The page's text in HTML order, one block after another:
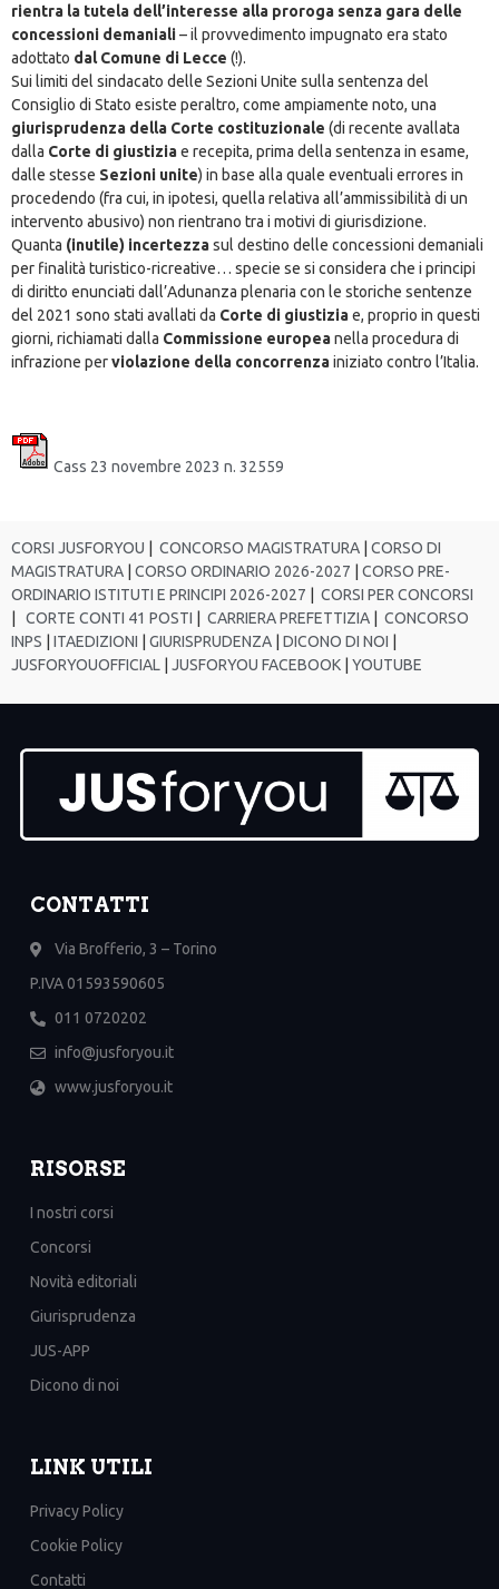
rientra la tutela dell’interesse alla proroga senza gara delle
concessioni demaniali– il provvedimento impugnato era stato
adottato dal Comune di Lecce (!).
Sui limiti del sindacato delle Sezioni Unite sulla sentenza del
Consiglio di Stato esiste peraltro, come ampiamente noto, una
giurisprudenza della Corte costituzionale (di recente avallata
dalla Corte di giustiziae recepita, prima della sentenza in esame,
dalle stesse Sezioni unite) in base alla quale eventuali errores in
procedendo (fra cui, in ipotesi, quella relativa all’ammissibilità di un
intervento abusivo) non rientrano tra i motivi di giurisdizione.
Quanta (inutile) incertezzasul destino delle concessioni demaniali
per finalità turistico-ricreative… specie se si considera che i principi
di diritto enunciati dall’Adunanza plenaria con le storiche sentenze
del 2021 sono stati avallati da Corte di giustiziae, proprio in questi
giorni, richiamati dalla Commissione europeanella procedura di
infrazione perviolazione della concorrenzainiziato contro l’Italia.
Cass 23 novembre 2023 n. 32559
CORSI JUSFORYOU CONCORSO MAGISTRATURA
CORSO DI
MAGISTRATURA
CORSO ORDINARIO 2026-2027
CORSO PRE-
ORDINARIO ISTITUTI E PRINCIPI 2026-2027
CORSI PER CONCORSI
CORTE CONTI 41 POSTI CARRIERA PREFETTIZIA
CONCORSO
INPS
ITAEDIZIONI GIURISPRUDENZA DICONO DI NOI
JUSFORYOUOFFICIAL
JUSFORYOU FACEBOOK YOUTUBE
CONTATTI
Via Brofferio, 3 – Torino
P.IVA 01593590605
011 0720202
info@jusforyou.it
www.jusforyou.it
RISORSE
I nostri corsi
Concorsi
Novità editoriali
Giurisprudenza
JUS-APP
Dicono di noi
LINK UTILI
Privacy Policy
Cookie Policy
Contatti